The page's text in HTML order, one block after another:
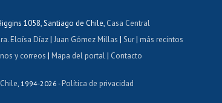
1058, Santiago de Chile, Casa Central
Eloísa Díaz| Juan Gómez Millas | Sur| más recintos
y correos |Mapa del portal| Contacto
, 1994-2026 -Política de privacidad